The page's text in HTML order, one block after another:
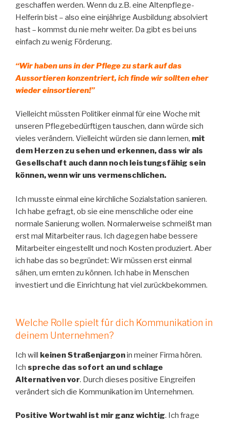
geschaffen werden. Wenn du z.B. eine Altenpflege-
Helferin bist – also eine einjährige Ausbildung absolviert
hast – kommst du nie mehr weiter. Da gibt es bei uns
einfach zu wenig Förderung.
“Wir haben uns in der Pflege zu stark auf das
Aussortieren konzentriert, ich finde wir sollten eher
wieder einsortieren!”
Vielleicht müssten Politiker einmal für eine Woche mit
unseren Pflegebedürftigen tauschen, dann würde sich
vieles verändern. Vielleicht würden sie dann lernen, mit
dem Herzen zu sehen und erkennen, dass wir als
Gesellschaft auch dann noch leistungsfähig sein
können, wenn wir uns vermenschlichen.
Ich musste einmal eine kirchliche Sozialstation sanieren.
Ich habe gefragt, ob sie eine menschliche oder eine
normale Sanierung wollen. Normalerweise schmeißt man
erst mal Mitarbeiter raus. Ich dagegen habe bessere
Mitarbeiter eingestellt und noch Kosten produziert. Aber
ich habe das so begründet: Wir müssen erst einmal
sähen, um ernten zu können. Ich habe in Menschen
investiert und die Einrichtung hat viel zurückbekommen.
Welche Rolle spielt für dich Kommunikation in
deinem Unternehmen?
Ich will keinen Straßenjargonin meiner Firma hören.
Ich spreche das sofort an und schlage
Alternativen vor. Durch dieses positive Eingreifen
verändert sich die Kommunikation im Unternehmen.
Positive Wortwahl ist mir ganz wichtig. Ich frage